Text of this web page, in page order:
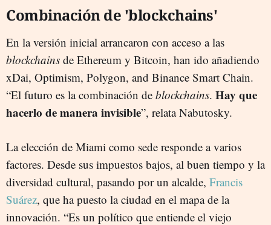
Combinación de 'blockchains'
En la versión inicial arrancaron con acceso a las
blockchains de Ethereum y Bitcoin, han ido añadiendo
xDai, Optimism, Polygon, and Binance Smart Chain.
“El futuro es la combinación de blockchains. Hay que
hacerlo de manera invisible”, relata Nabutosky.
La elección de Miami como sede responde a varios
factores. Desde sus impuestos bajos, al buen tiempo y la
diversidad cultural, pasando por un alcalde, Francis
Suárez, que ha puesto la ciudad en el mapa de la
innovación. “Es un político que entiende el viejo